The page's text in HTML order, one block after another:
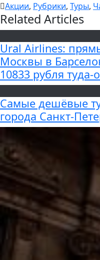
Акции, Рубрики, Туры,
Related Articles
Ural Airlines:
Москвы в
10833 рубля туда-
Самые дешёвые
города Cанкт-